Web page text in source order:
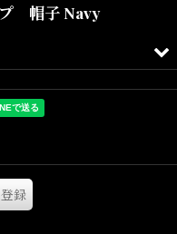
プ 帽子 Navy
かく低めのクラウンに設計
ウン 9FORTYシリーズ。
のブランドピスネーム
録